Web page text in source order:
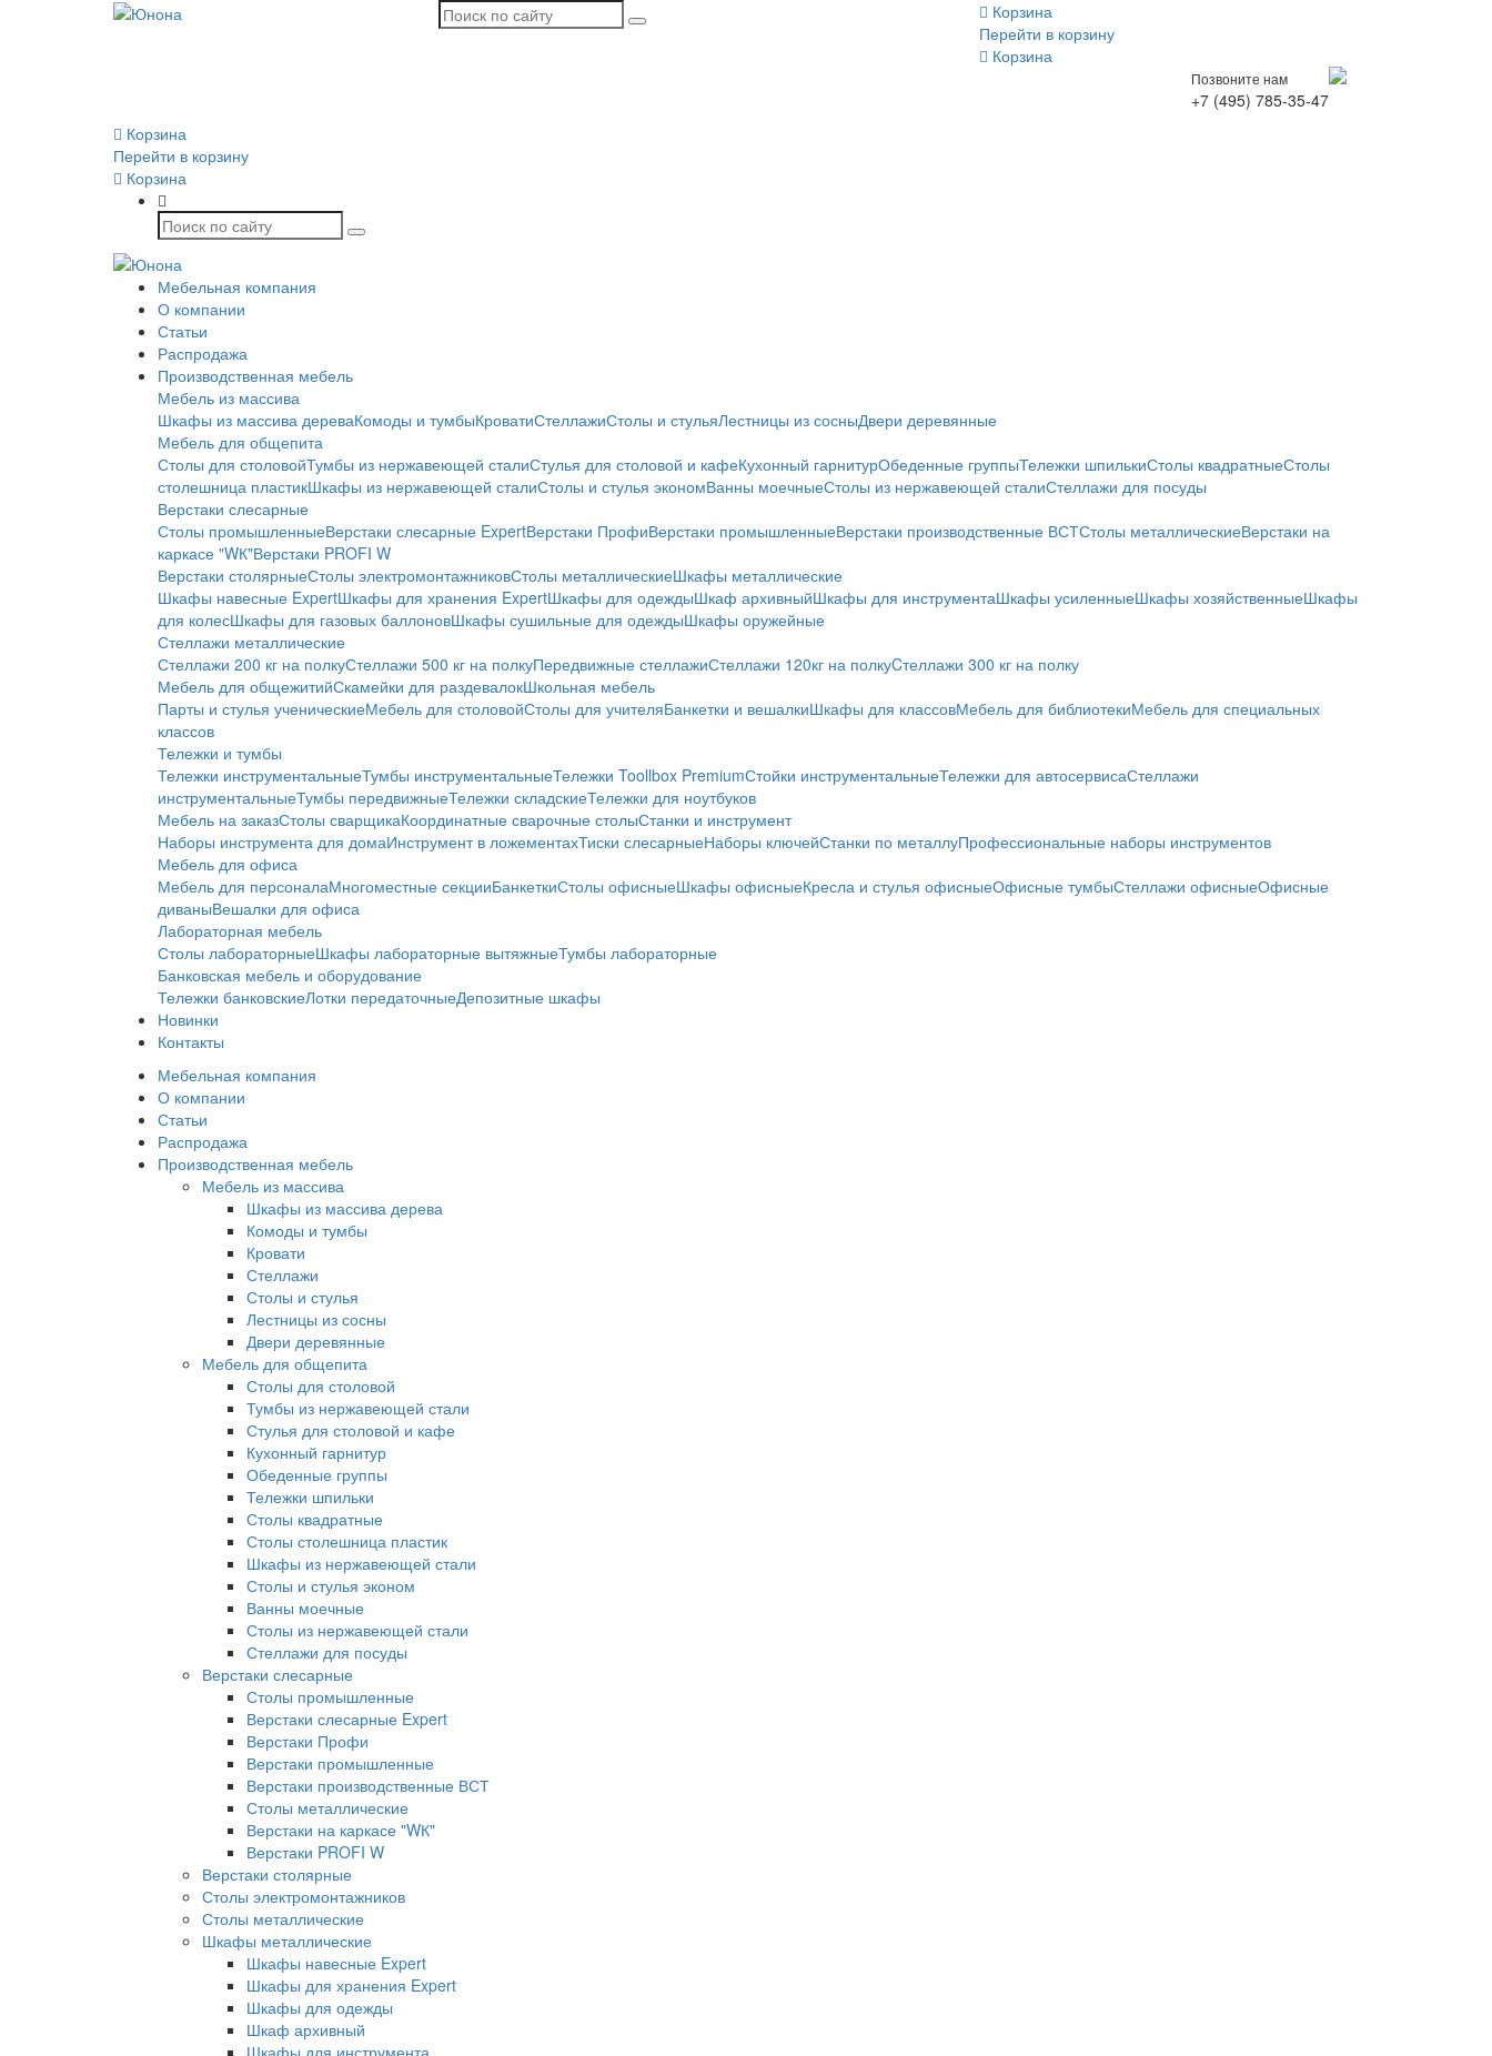
Корзина
Перейти в корзину
Корзина
Позвоните нам
+7 (495) 785-35-47
Корзина
Перейти в корзину
Корзина
Мебельная компания
О компании
Статьи
Распродажа
Производственная мебель
Мебель из массива
Шкафы из массива дереваКомоды и тумбыКроватиСтеллажиСтолы и стульяЛестницы из сосныДвери деревянные
Мебель для общепита
Столы для столовойТумбы из нержавеющей сталиСтулья для столовой и кафеКухонный гарнитурОбеденные группыТележки шпилькиСтолы квадратныеСтолы
столешница пластикШкафы из нержавеющей сталиСтолы и стулья экономВанны моечныеСтолы из нержавеющей сталиСтеллажи для посуды
Верстаки слесарные
Столы промышленныеВерстаки слесарные ExpertВерстаки ПрофиВерстаки промышленныеВерстаки производственные ВСТСтолы металлическиеВерстаки на
каркасе "WК"Верстаки PROFI W
Верстаки столярныеСтолы электромонтажниковСтолы металлическиеШкафы металлические
Шкафы навесные ExpertШкафы для хранения ExpertШкафы для одеждыШкаф архивныйШкафы для инструментаШкафы усиленныеШкафы хозяйственныеШкафы
для колесШкафы для газовых баллоновШкафы сушильные для одеждыШкафы оружейные
Стеллажи металлические
Стеллажи 200 кг на полкуСтеллажи 500 кг на полкуПередвижные стеллажиСтеллажи 120кг на полкуCтеллажи 300 кг на полку
Мебель для общежитийСкамейки для раздевалокШкольная мебель
Парты и стулья ученическиеМебель для столовойСтолы для учителяБанкетки и вешалкиШкафы для классовМебель для библиотекиМебель для специальных
классов
Тележки и тумбы
Тележки инструментальныеТумбы инструментальныеТележки Toollbox PremiumСтойки инструментальныеТележки для автосервисаСтеллажи
инструментальныеТумбы передвижныеТележки складскиеТележки для ноутбуков
Мебель на заказСтолы сварщикаКоординатные сварочные столыСтанки и инструмент
Наборы инструмента для домаИнструмент в ложементахТиски слесарныеНаборы ключейСтанки по металлуПрофессиональные наборы инструментов
Мебель для офиса
Мебель для персоналаМногоместные секцииБанкеткиСтолы офисныеШкафы офисныеКресла и стулья офисныеОфисные тумбыСтеллажи офисныеОфисные
диваныВешалки для офиса
Лабораторная мебель
Столы лабораторныеШкафы лабораторные вытяжныеТумбы лабораторные
Банковская мебель и оборудование
Тележки банковскиеЛотки передаточныеДепозитные шкафы
Новинки
Контакты
Мебельная компания
О компании
Статьи
Распродажа
Производственная мебель
Мебель из массива
Шкафы из массива дерева
Комоды и тумбы
Кровати
Стеллажи
Столы и стулья
Лестницы из сосны
Двери деревянные
Мебель для общепита
Столы для столовой
Тумбы из нержавеющей стали
Стулья для столовой и кафе
Кухонный гарнитур
Обеденные группы
Тележки шпильки
Столы квадратные
Столы столешница пластик
Шкафы из нержавеющей стали
Столы и стулья эконом
Ванны моечные
Столы из нержавеющей стали
Стеллажи для посуды
Верстаки слесарные
Столы промышленные
Верстаки слесарные Expert
Верстаки Профи
Верстаки промышленные
Верстаки производственные ВСТ
Столы металлические
Верстаки на каркасе "WК"
Верстаки PROFI W
Верстаки столярные
Столы электромонтажников
Столы металлические
Шкафы металлические
Шкафы навесные Expert
Шкафы для хранения Expert
Шкафы для одежды
Шкаф архивный